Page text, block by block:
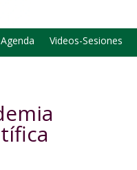
Agenda Videos-Sesiones